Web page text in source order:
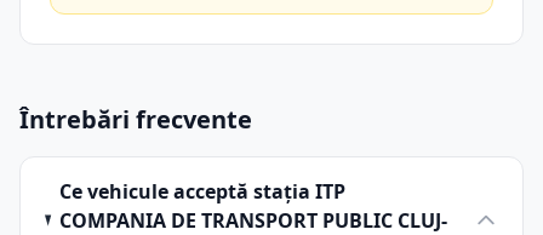
Întrebări frecvente
Ce vehicule acceptă stația ITP
COMPANIA DE TRANSPORT PUBLIC CLUJ-